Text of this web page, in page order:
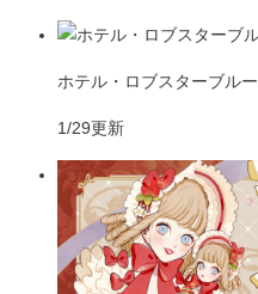
ホテル・ロブスターブルー
1/29更新